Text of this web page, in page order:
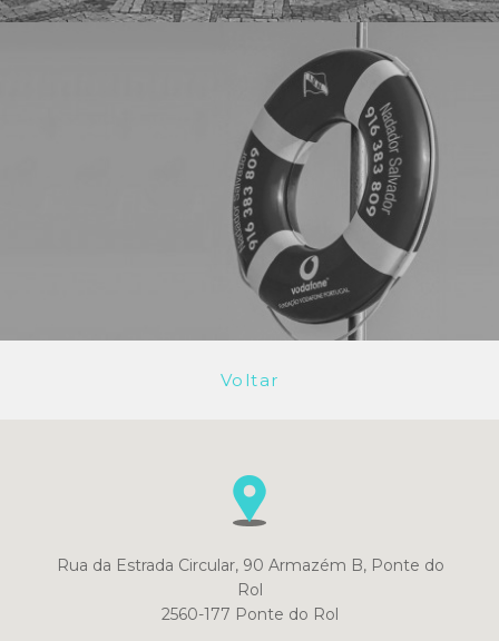
Voltar
Rua da Estrada Circular, 90 Armazém B, Ponte do
Rol
2560-177 Ponte do Rol